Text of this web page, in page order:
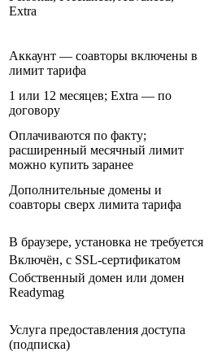
Extra
Аккаунт — соавторы включены в
лимит тарифа
1 или 12 месяцев; Extra — по
договору
Оплачиваются по факту;
расширенный месячный лимит
можно купить заранее
Дополнительные домены и
соавторы сверх лимита тарифа
В браузере, установка не требуется
Включён, с SSL-сертификатом
Собственный домен или домен
Readymag
Услуга предоставления доступа
(подписка)